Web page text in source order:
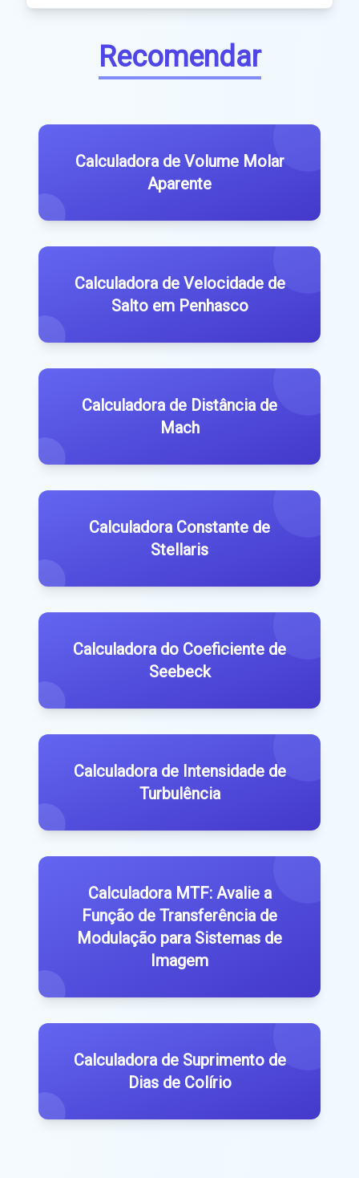
Recomendar
Calculadora de Volume Molar
Aparente
Calculadora de Velocidade de
Salto em Penhasco
Calculadora de Distância de
Mach
Calculadora Constante de
Stellaris
Calculadora do Coeficiente de
Seebeck
Calculadora de Intensidade de
Turbulência
Calculadora MTF: Avalie a
Função de Transferência de
Modulação para Sistemas de
Imagem
Calculadora de Suprimento de
Dias de Colírio